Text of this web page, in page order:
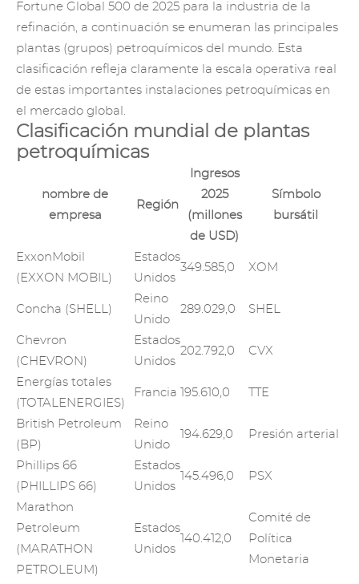
Fortune Global 500 de 2025 para la industria de la
refinación, a continuación se enumeran las principales
plantas (grupos) petroquímicos del mundo. Esta
clasificación refleja claramente la escala operativa real
de estas importantes instalaciones petroquímicas en
el mercado global.
Clasificación mundial de plantas
petroquímicas
nombre de
empresa
Región
Ingresos
2025
(millones
de USD)
Símbolo
bursátil
ExxonMobil
(EXXON MOBIL)
Estados
Unidos
349.585,0 XOM
Concha (SHELL)
Reino
Unido
289.029,0 SHEL
Chevron
(CHEVRON)
Estados
Unidos
202.792,0 CVX
Energías totales
(TOTALENERGIES)
Francia 195.610,0 TTE
British Petroleum
(BP)
Reino
Unido
194.629,0 Presión arterial
Phillips 66
(PHILLIPS 66)
Estados
Unidos
145.496,0 PSX
Marathon
Petroleum
(MARATHON
PETROLEUM)
Estados
Unidos
140.412,0
Comité de
Política
Monetaria